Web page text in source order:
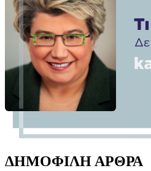
ΔΗΜΟΦΙΛΗ ΑΡΘΡΑ